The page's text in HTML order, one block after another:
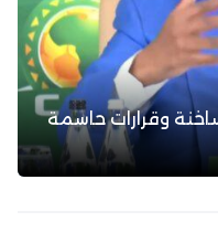
وقرارات حاسمة